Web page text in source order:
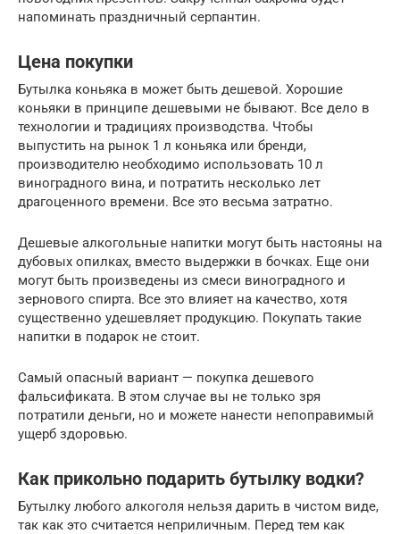
напоминать праздничный серпантин.
Цена покупки
Бутылка коньяка в может быть дешевой. Хорошие
коньяки в принципе дешевыми не бывают. Все дело в
технологии и традициях производства. Чтобы
выпустить на рынок 1 л коньяка или бренди,
производителю необходимо использовать 10 л
виноградного вина, и потратить несколько лет
драгоценного времени. Все это весьма затратно.
Дешевые алкогольные напитки могут быть настояны на
дубовых опилках, вместо выдержки в бочках. Еще они
могут быть произведены из смеси виноградного и
зернового спирта. Все это влияет на качество, хотя
существенно удешевляет продукцию. Покупать такие
напитки в подарок не стоит.
Самый опасный вариант — покупка дешевого
фальсификата. В этом случае вы не только зря
потратили деньги, но и можете нанести непоправимый
ущерб здоровью.
Как прикольно подарить бутылку водки?
Бутылку любого алкоголя нельзя дарить в чистом виде,
так как это считается неприличным. Перед тем как